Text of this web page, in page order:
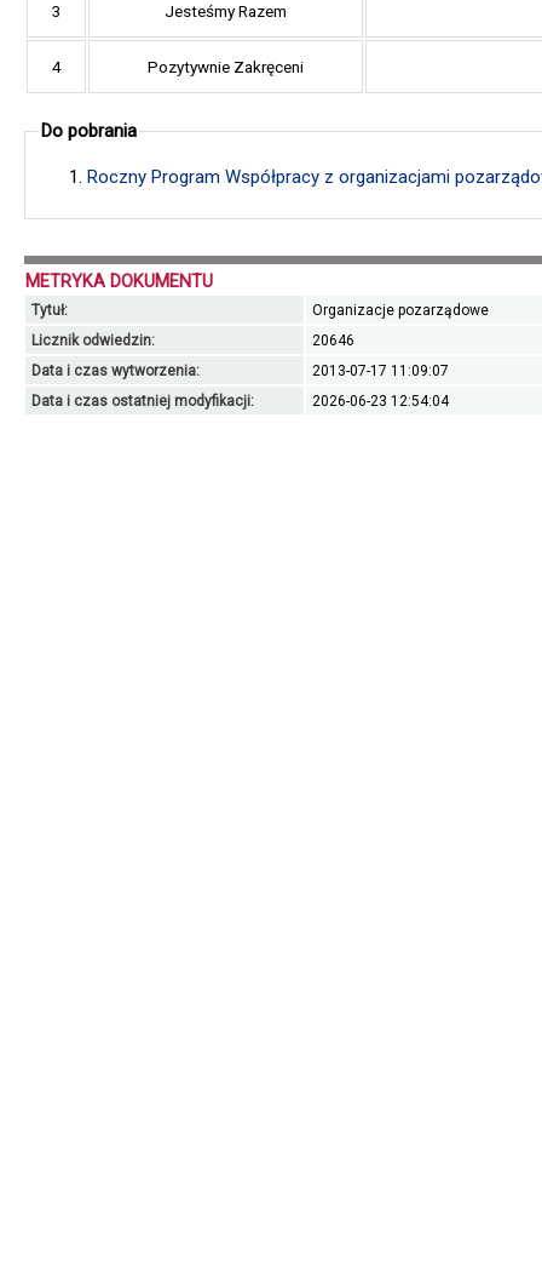
3 Jesteśmy Razem
4 Pozytywnie Zakręceni
Do pobrania
Roczny Program Współpracy z organizacjami
METRYKA DOKUMENTU
Tytuł:
Organizacje pozarządowe
Licznik odwiedzin:
20646
Data i czas wytworzenia:
2013-07-17 11:09:07
Data i czas ostatniej modyfikacji:
2026-06-23 12:54:04